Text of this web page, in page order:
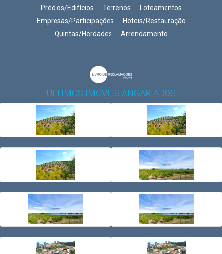
Prédios/Edifícios
Terrenos
Loteamentos
Empresas/Participações
Hoteis/Restauração
Quintas/Herdades
Arrendamento
ÚLTIMOS IMÓVEIS ANGARIADOS